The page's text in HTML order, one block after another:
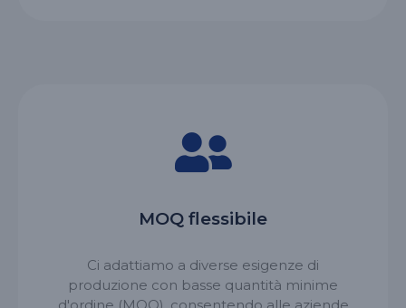
MOQ flessibile
Ci adattiamo a diverse esigenze di
produzione con basse quantità minime